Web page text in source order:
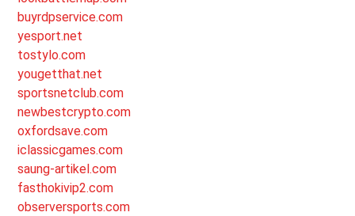
buyrdpservice.com
yesport.net
tostylo.com
yougetthat.net
sportsnetclub.com
newbestcrypto.com
oxfordsave.com
iclassicgames.com
saung-artikel.com
fasthokivip2.com
observersports.com